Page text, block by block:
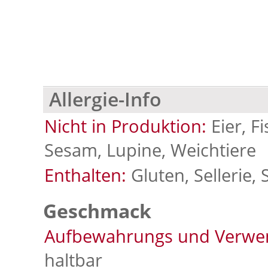
Allergie-Info
Nicht in Produktion: Eier,
Sesam, Lupine, Weichtiere
Enthalten: Gluten, Sellerie,
Geschmack
Aufbewahrungs und
haltbar